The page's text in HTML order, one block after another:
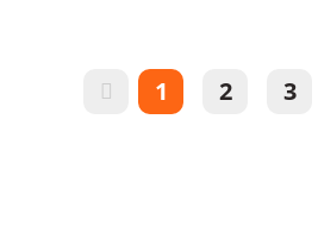
1 2 3